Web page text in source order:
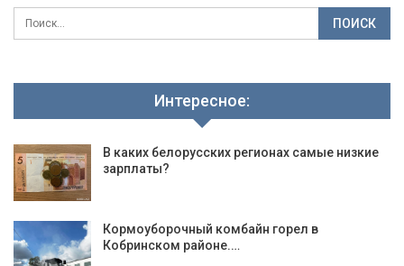
Интересное:
В каких белорусских регионах самые низкие
зарплаты?
Кормоуборочный комбайн горел в
Кобринском районе.…